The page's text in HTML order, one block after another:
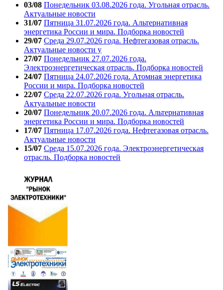
03/08 Понедельник 03.08.2026 года. Угольная отрасль.
Актуальные новости
31/07 Пятница 31.07.2026 года. Альтернативная
энергетика России и мира. Подборка новостей
29/07 Среда 29.07.2026 года. Нефтегазовая отрасль.
Актуальные новости у
27/07 Понедельник 27.07.2026 года.
Электроэнергетическая отрасль. Подборка новостей
24/07 Пятница 24.07.2026 года. Атомная энергетика
России и мира. Подборка новостей
22/07 Среда 22.07.2026 года. Угольная отрасль.
Актуальные новости
20/07 Понедельник 20.07.2026 года. Альтернативная
энергетика России и мира. Подборка новостей
17/07 Пятница 17.07.2026 года. Нефтегазовая отрасль.
Актуальные новости
15/07 Среда 15.07.2026 года. Электроэнергетическая
отрасль. Подборка новостей